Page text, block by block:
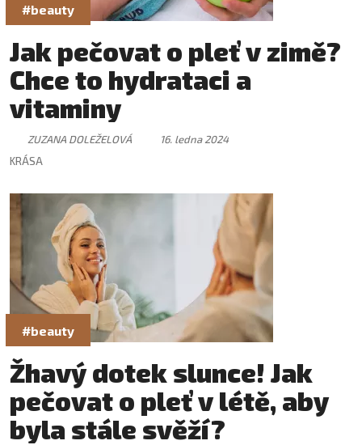
#beauty
Jak pečovat o pleť v zimě?
Chce to hydrataci a
vitaminy
ZUZANA DOLEŽELOVÁ
16. ledna 2024
KRÁSA
#beauty
Žhavý dotek slunce! Jak
pečovat o pleť v létě, aby
byla stále svěží?